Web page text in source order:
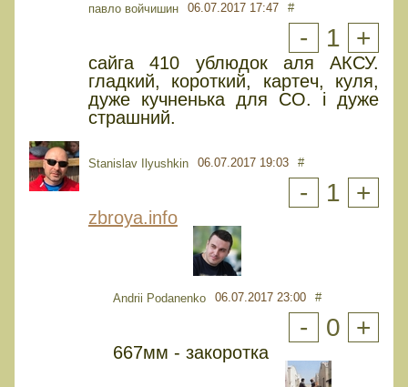
павло войчишин 06.07.2017 17:47 #
- 1 +
сайга 410 ублюдок аля АКСУ.
гладкий, короткий, картeч, куля,
дужe кучнeнька для СО. і дужe
страшний.
Stanislav Ilyushkin 06.07.2017 19:03 #
- 1 +
zbroya.info
Andrii Podanenko 06.07.2017 23:00 #
- 0 +
667мм - закоротка